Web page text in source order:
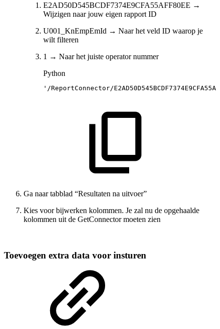
E2AD50D545BCDF7374E9CFA55AFF80EE →
Wijzigen naar jouw eigen rapport ID
U001_KnEmpEmId → Naar het veld ID waarop je
wilt filteren
1 → Naar het juiste operator nummer
Python
'/ReportConnector/
Ga naar tabblad “Resultaten na uitvoer”
Kies voor bijwerken kolommen. Je zal nu de opgehaalde
kolommen uit de GetConnector moeten zien
Toevoegen extra data voor insturen